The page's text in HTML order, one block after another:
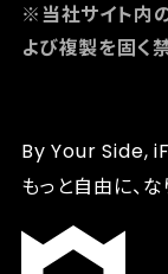
※当社サイト内
よび複製を固く禁
By Your Side,
もっと自由に、